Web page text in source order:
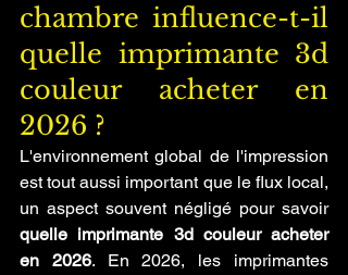
chambre influence-t-il
quelle imprimante 3d
couleur acheter en
2026 ?
L'environnement global de l'impression
est tout aussi important que le flux local,
un aspect souvent négligé pour savoir
quelle imprimante 3d couleur acheter
en 2026. En 2026, les imprimantes